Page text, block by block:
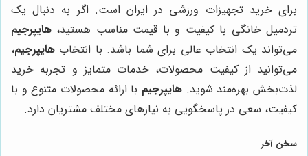
برای خرید تجهیزات ورزشی در ایران است. اگر به دنبال یک
تردمیل خانگی با کیفیت و با قیمت مناسب هستید، هایپرجیم
می‌تواند یک انتخاب عالی برای شما باشد. با انتخاب هایپرجیم،
می‌توانید از کیفیت محصولات، خدمات متمایز و تجربه خرید
لذت‌بخش بهره‌مند شوید. هایپرجیم با ارائه محصولات متنوع و با
کیفیت، سعی در پاسخگویی به نیازهای مختلف مشتریان دارد.
سخن آخر